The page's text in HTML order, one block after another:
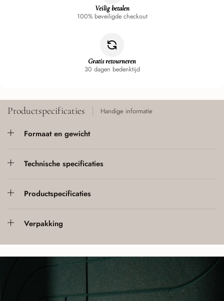
Veilig betalen
100% beveiligde checkout
Gratis retourneren
30 dagen bedenktijd
Productspecificaties Handige informatie
Formaat en gewicht
Technische specificaties
Productspecificaties
Verpakking